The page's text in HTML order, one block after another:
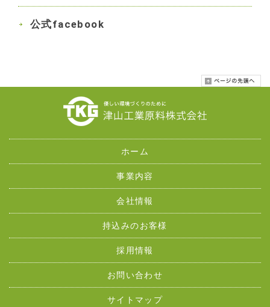
公式facebook
ホーム
事業内容
会社情報
持込みのお客様
採用情報
お問い合わせ
サイトマップ